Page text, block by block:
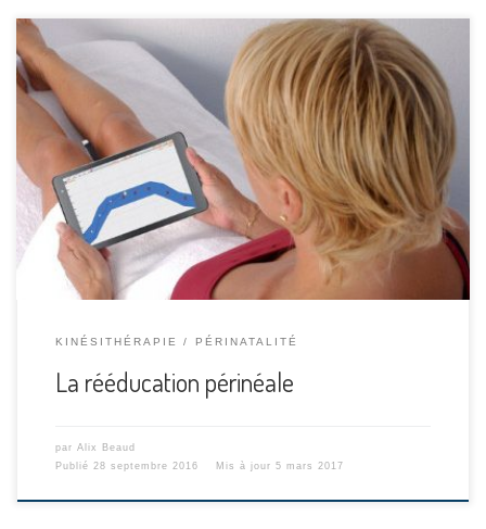
Vous venez d’avoir un bébé, vous avez réussi à prendre
votre douche avant 15h, votre cuisine ressemble à un
parcours de crossfit et vous devez faire votre rééducation
périnéale ? Pas de panique ! Pourquoi en avez-vous besoin
? Le périnée s’appelle aussi le plancher pelvien (pelvien =
bassin) et […]
KINÉSITHÉRAPIE PÉRINATALITÉ
La rééducation périnéale
par Alix Beaud
Publié 28 septembre 2016 Mis à jour 5 mars 2017